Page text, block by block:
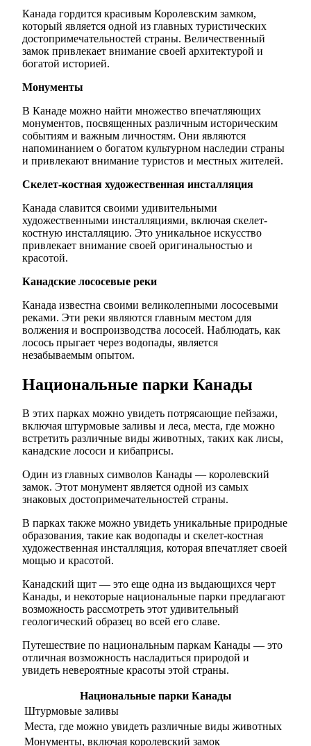
Канада гордится красивым Королевским замком,
который является одной из главных туристических
достопримечательностей страны. Величественный
замок привлекает внимание своей архитектурой и
богатой историей.
Монументы
В Канаде можно найти множество впечатляющих
монументов, посвященных различным историческим
событиям и важным личностям. Они являются
напоминанием о богатом культурном наследии страны
и привлекают внимание туристов и местных жителей.
Скелет-костная художественная инсталляция
Канада славится своими удивительными
художественными инсталляциями, включая скелет-
костную инсталляцию. Это уникальное искусство
привлекает внимание своей оригинальностью и
красотой.
Канадские лососевые реки
Канада известна своими великолепными лососевыми
реками. Эти реки являются главным местом для
волжения и воспроизводства лососей. Наблюдать, как
лосось прыгает через водопады, является
незабываемым опытом.
Национальные парки Канады
В этих парках можно увидеть потрясающие пейзажи,
включая штурмовые заливы и леса, места, где можно
встретить различные виды животных, таких как лисы,
канадские лососи и кибаприсы.
Один из главных символов Канады — королевский
замок. Этот монумент является одной из самых
знаковых достопримечательностей страны.
В парках также можно увидеть уникальные природные
образования, такие как водопады и скелет-костная
художественная инсталляция, которая впечатляет своей
мощью и красотой.
Канадский щит — это еще одна из выдающихся черт
Канады, и некоторые национальные парки предлагают
возможность рассмотреть этот удивительный
геологический образец во всей его славе.
Путешествие по национальным паркам Канады — это
отличная возможность насладиться природой и
увидеть невероятные красоты этой страны.
Национальные парки Канады
Штурмовые заливы
Места, где можно увидеть различные виды животных
Монументы, включая королевский замок